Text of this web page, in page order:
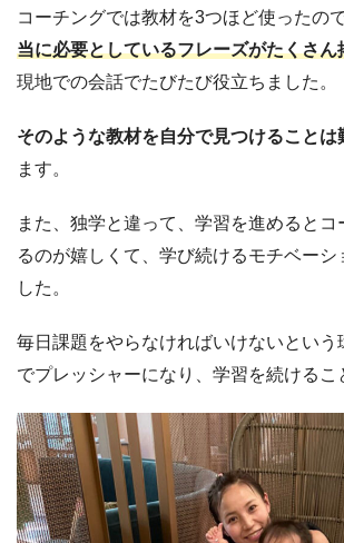
コーチングでは教材を3つほど使ったので
当に必要としているフレーズがたくさん
現地での会話でたびたび役立ちました。
そのような教材を自分で見つけることは
ます。
また、独学と違って、学習を進めると
るのが嬉しくて、学び続けるモチベーシ
した。
毎日課題をやらなければいけないという
でプレッシャーになり、学習を続けるこ